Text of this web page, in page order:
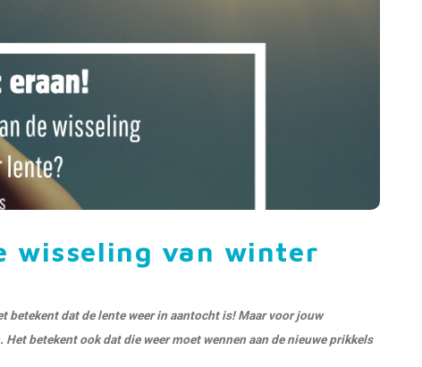
wisseling van winter
dat de lente weer in aantocht is! Maar voor jouw
betekent ook dat die weer moet wennen aan de nieuwe prikkels